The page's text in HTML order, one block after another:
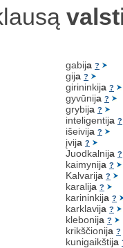
gabija ?
gija ?
girininkija ?
gyvūnija ?
grybija ?
inteligentija ?
išeivija ?
įvija ?
Juodkalnija ?
kaimynija ?
Kalvarija ?
karalija ?
karininkija ?
karklavija ?
klebonija ?
krikščionija ?
kunigaikštija